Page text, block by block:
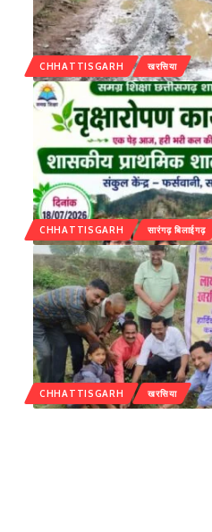
CHHATTISGARH खरसिया
CHHATTISGARH सारंगढ़ बिलाईगढ़
CHHATTISGARH खरसिया